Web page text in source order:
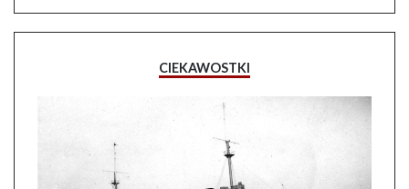
CIEKAWOSTKI